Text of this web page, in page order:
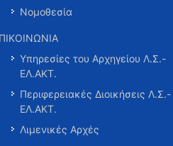
Νομοθεσία
Υπηρεσίες του Αρχηγείου Λ.Σ.-
ΕΛ.ΑΚΤ.
Περιφερειακές Διοικήσεις Λ.Σ.-
ΕΛ.ΑΚΤ.
Λιμενικές Αρχές